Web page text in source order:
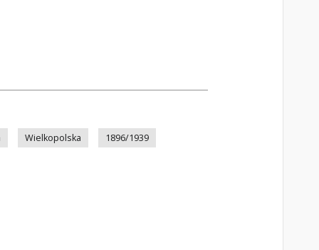
Wielkopolska 1896/1939